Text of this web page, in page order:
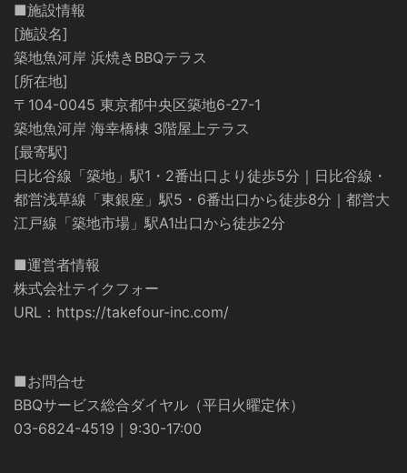
■施設情報
[施設名]
築地魚河岸 浜焼きBBQテラス
[所在地]
〒104-0045 東京都中央区築地6-27-1
築地魚河岸 海幸橋棟 3階屋上テラス
[最寄駅]
日比谷線「築地」駅1・2番出口より徒歩5分｜日比谷線・
都営浅草線「東銀座」駅5・6番出口から徒歩8分｜都営大
江戸線「築地市場」駅A1出口から徒歩2分
■運営者情報
株式会社テイクフォー
URL： https://takefour-inc.com/
■お問合せ
BBQサービス総合ダイヤル（平日火曜定休）
03-6824-4519｜9:30-17:00